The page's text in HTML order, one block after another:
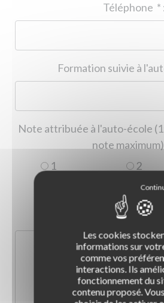
* :
Note attribuée à l'auto-école
1
2
5
Les cookies
informations sur
comme vos
interactions. Ils
fonctionnement du
contenu proposé.